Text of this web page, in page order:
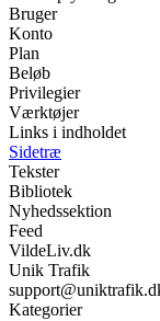
Bruger
Konto
Plan
Beløb
Privilegier
Værktøjer
Links i indholdet
Sidetræ
Tekster
Bibliotek
Nyhedssektion
Feed
VildeLiv.dk
Unik Trafik
Kategorier